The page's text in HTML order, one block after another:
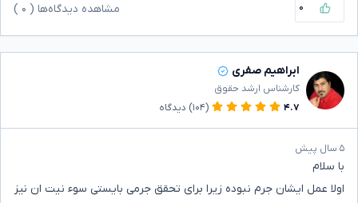
۰ مشاهده دیدگاه‌ها ( ۰
ابراهیم صفری
کارشناس ارشد حقوق
۴.۷
(۱۰۴) دیدگاه
۵ سال پیش
با سلام
اولا عمل ایشان جرم نبوده زیرا برای تحقق جرمی بایستی سوء نیت ان نیز